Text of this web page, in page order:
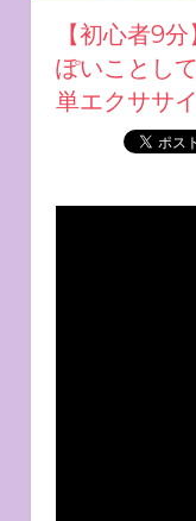
【初心者9
ぽいことし
単エクササ